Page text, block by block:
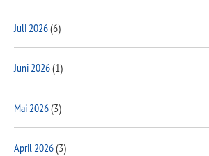
Juli 2026(6)
Juni 2026(1)
Mai 2026(3)
April 2026(3)